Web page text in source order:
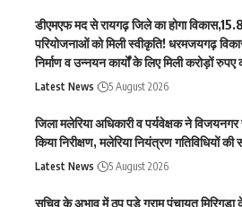
डीएमएफ मद से रायगढ़ जिले का होगा
परियोजनाओं को मिली स्वीकृति! धरमजयगढ़
निर्माण व उन्नयन कार्यों के लिए मिली करोड़ों रुपए
Latest News 5 August 2026
जिला मलेरिया अधिकारी व पर्यवेक्षक ने
किया निरीक्षण, मलेरिया नियंत्रण गतिविधियों की
Latest News 5 August 2026
सचिव के अभाव में ठप पड़े ग्राम पंचायत मिरिगुड़ा